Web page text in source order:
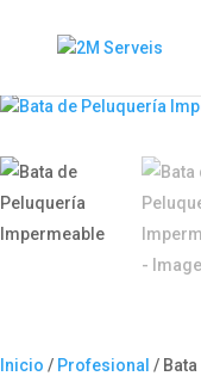
Inicio / Profesional /